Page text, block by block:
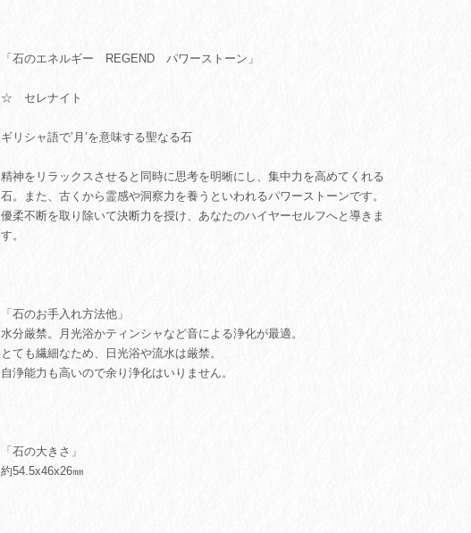
「石のエネルギー REGEND パワーストーン」
☆ セレナイト
ギリシャ語で’月’を意味する聖なる石
精神をリラックスさせると同時に思考を明晰にし、集中力を高めてくれる
石。また、古くから霊感や洞察力を養うといわれるパワーストーンです。
優柔不断を取り除いて決断力を授け、あなたのハイヤーセルフへと導きま
す。
「石のお手入れ方法他」
水分厳禁。月光浴かティンシャなど音による浄化が最適。
とても繊細なため、日光浴や流水は厳禁。
自浄能力も高いので余り浄化はいりません。
「石の大きさ」
約54.5x46x26㎜